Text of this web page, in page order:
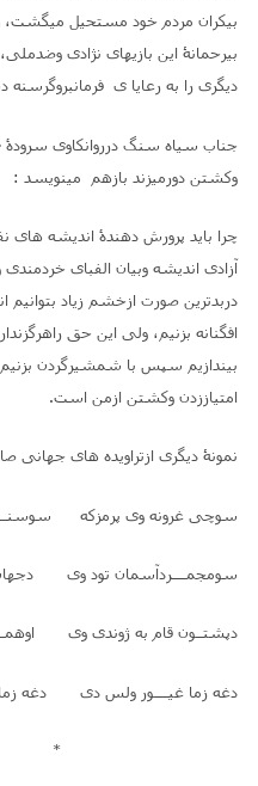
بیکران مردم خود مستحیل میگشت،
بیرحمانۀ این بازیهای نژادی
دیگری را به رعایا ی
جناب سیاه سنگ درروانکاوی
وکشتن دورمیزند بازهم مینویسد :
چرا باید پرورش دهندۀ اندیشه
آزادی اندیشه وبیان الفبای
دربدترین صورت ازخشم زیاد
افگنانه بزنیم، ولی این حق
بیندازیم سپس با شمشیرگردن بزنیم،
امتیاززدن وکشتن ازمن است.
نمونۀ دیگری ازتراویده های جهانی
سوچی غرونه وی پرمزکه
سومجمــــردآسمان تود وی دجهان
دپشتــون قام به ژوندی وی
دغه زما غیــــور ولس دی دغه